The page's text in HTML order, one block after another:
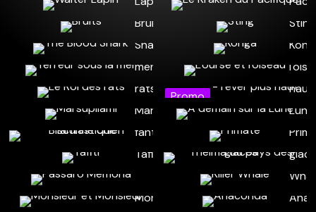
Promo